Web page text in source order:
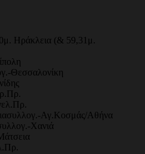
Ηράκλεια (& 59,31μ.
Θεσσαλονίκη
Αγ.Κοσμάς/Αθήνα
Χανιά